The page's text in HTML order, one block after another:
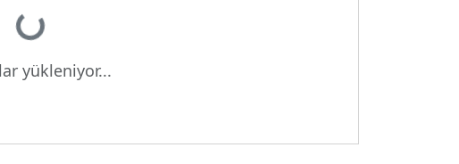
Yükleniyor...
yükleniyor...